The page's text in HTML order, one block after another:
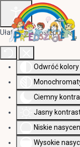
Ułatwienia dostępu
Odwróć kolory
Ciemny
Jasny
Niskie
Wysokie